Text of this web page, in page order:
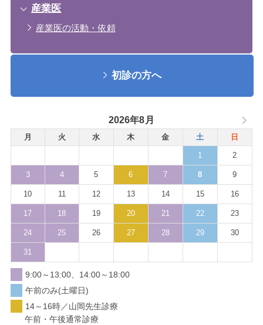
産業医
産業医の活動・依頼
初診の方へ
2026年8月
月 火 水 木 金 土 日
1 2
3 4 5 6 7 8 9
10 11 12 13 14 15 16
17 18 19 20 21 22 23
24 25 26 27 28 29 30
31
9:00～13:00、14:00～18:00
午前のみ(土曜日)
14～16時／山岡先生診療
午前・午後通常診療